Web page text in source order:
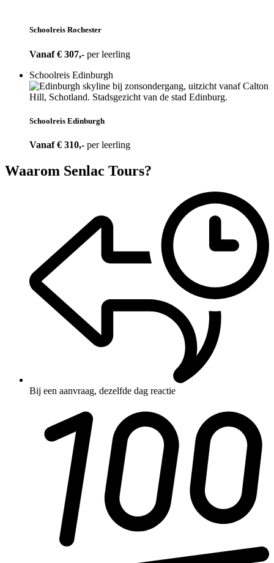
Schoolreis Rochester
Vanaf € 307,- per leerling
Schoolreis Edinburgh
Schoolreis Edinburgh
Vanaf € 310,- per leerling
Waarom Senlac Tours?
Bij een aanvraag, dezelfde dag reactie